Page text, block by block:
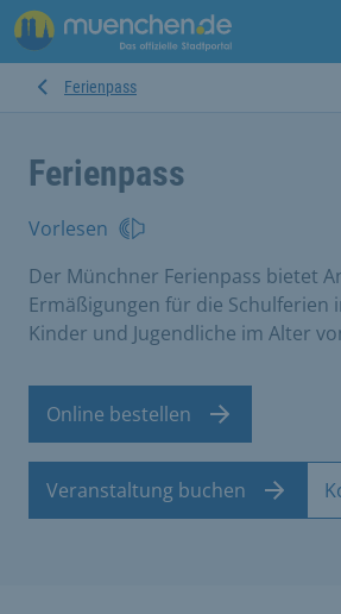
Ferienpass
Ferienpass
Vorlesen
Der Münchner Ferienpass bietet
Ermäßigungen für die Schulferien
Kinder und Jugendliche im Alter
Online bestellen
Veranstaltung buchen